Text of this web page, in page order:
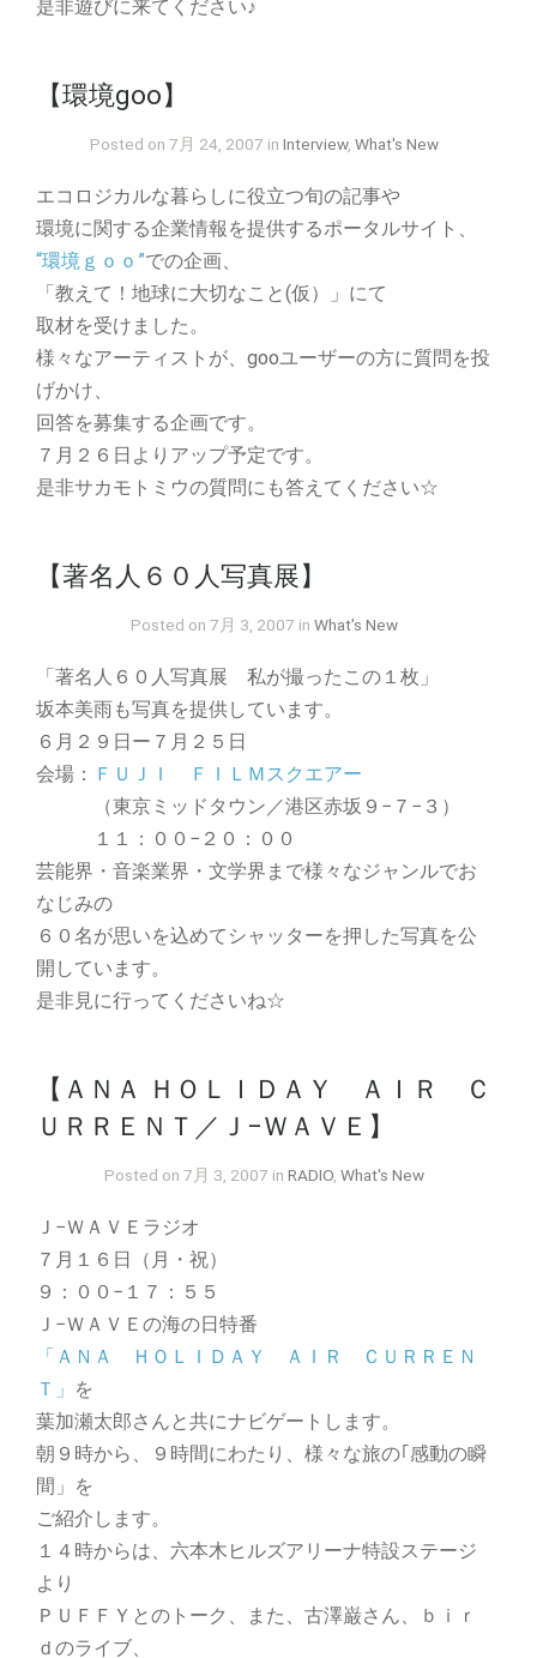
是非遊びに来てください♪
【環境goo】
Posted on 7月 24, 2007 in Interview, What's New
エコロジカルな暮らしに役立つ旬の記事や
環境に関する企業情報を提供するポータルサイト、
“環境ｇｏｏ”での企画、
「教えて！地球に大切なこと(仮）」にて
取材を受けました。
様々なアーティストが、gooユーザーの方に質問を投
げかけ、
回答を募集する企画です。
７月２６日よりアップ予定です。
是非サカモトミウの質問にも答えてください☆
【著名人６０人写真展】
Posted on 7月 3, 2007 in What's New
「著名人６０人写真展 私が撮ったこの１枚」
坂本美雨も写真を提供しています。
６月２９日ー７月２５日
会場： ＦＵＪＩ ＦＩＬＭスクエアー
（東京ミッドタウン／港区赤坂９−７−３）
１１：００−２０：００
芸能界・音楽業界・文学界まで様々なジャンルでお
なじみの
６０名が思いを込めてシャッターを押した写真を公
開しています。
是非見に行ってくださいね☆
【ＡＮＡ ＨＯＬＩＤＡＹ ＡＩＲ Ｃ
ＵＲＲＥＮＴ／Ｊ−ＷＡＶＥ】
Posted on 7月 3, 2007 in RADIO, What's New
Ｊ−ＷＡＶＥラジオ
７月１６日（月・祝）
９：００−１７：５５
Ｊ−ＷＡＶＥの海の日特番
「ＡＮＡ ＨＯＬＩＤＡＹ ＡＩＲ ＣＵＲＲＥＮ
Ｔ」 を
葉加瀬太郎さんと共にナビゲートします。
朝９時から、９時間にわたり、様々な旅の｢感動の瞬
間」を
ご紹介します。
１４時からは、六本木ヒルズアリーナ特設ステージ
より
ＰＵＦＦＹとのトーク、また、古澤巌さん、ｂｉｒ
ｄのライブ、